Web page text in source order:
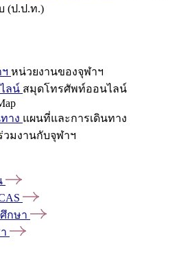
(ป.ป.ท.)
หน่วยงานของจุฬาฯ
ลน์ สมุดโทรศัพท์ออนไลน์
าง แผนที่และการเดินทาง
วมงานกับจุฬาฯ
กษา